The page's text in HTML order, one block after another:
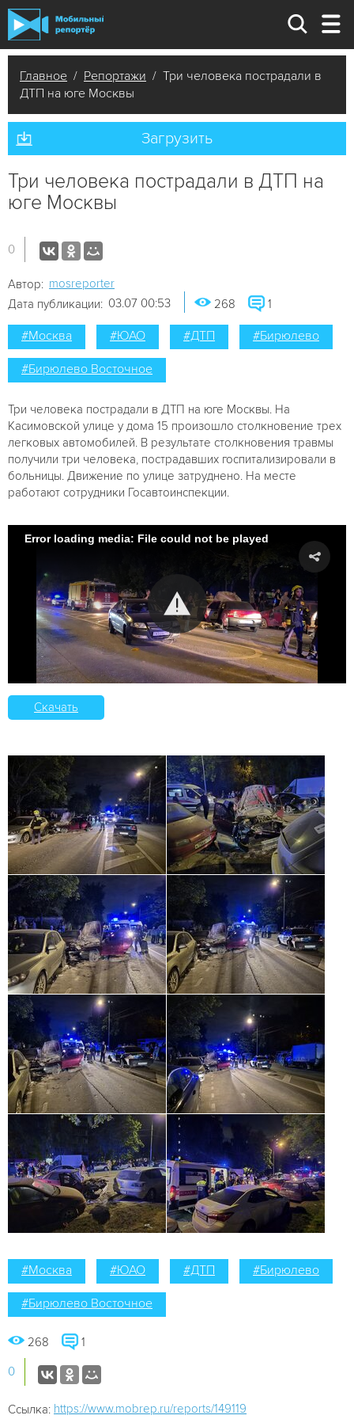
Главное / Репортажи / Три человека пострадали в
ДТП на юге Москвы
Загрузить
Три человека пострадали в ДТП на
юге Москвы
0
Автор: mosreporter
Дата публикации: 03.07 00:53 268 1
#Москва #ЮАО #ДТП #Бирюлево
#Бирюлево Восточное
Три человека пострадали в ДТП на юге Москвы. На
Касимовской улице у дома 15 произошло столкновение трех
легковых автомобилей. В результате столкновения травмы
получили три человека, пострадавших госпитализировали в
больницы. Движение по улице затруднено. На месте
работают сотрудники Госавтоинспекции.
Error loading media: File could not be played
Скачать
#Москва #ЮАО #ДТП #Бирюлево
#Бирюлево Восточное
268 1
0
Ссылка: https://www.mobrep.ru/reports/149119